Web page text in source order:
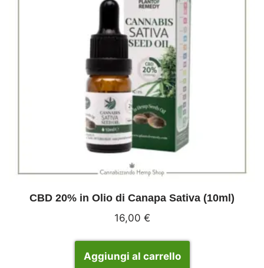
CBD 20% in Olio di Canapa Sativa (10ml)
16,00 €
Aggiungi al carrello